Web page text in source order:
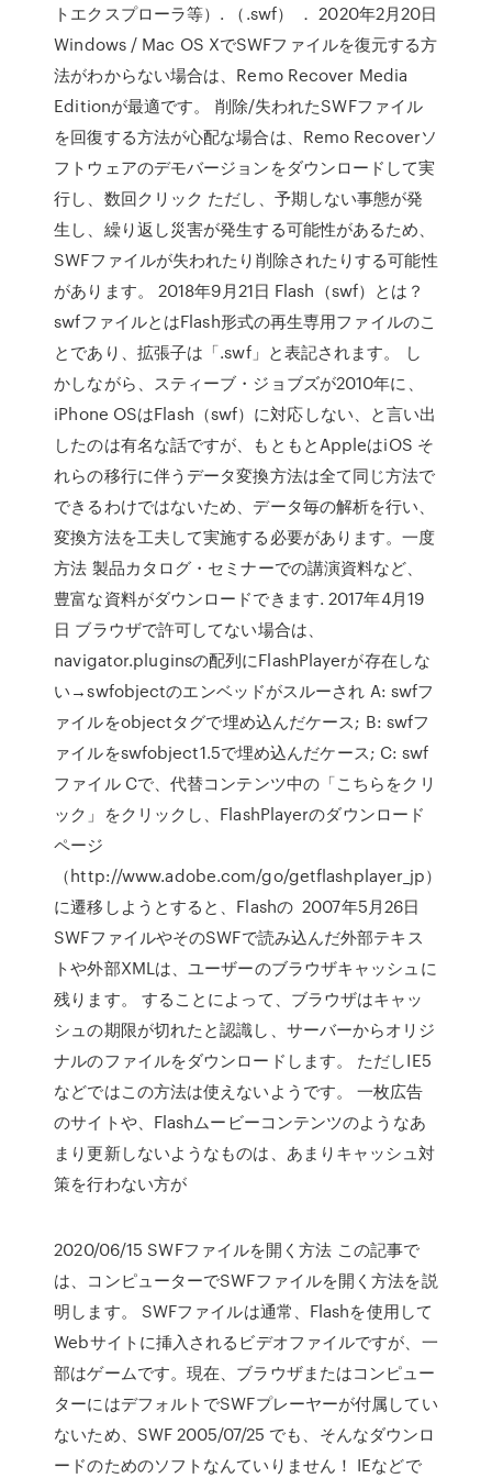
トエクスプローラ等）. （.swf） ． 2020年2月20日
Windows / Mac OS XでSWFファイルを復元する方
法がわからない場合は、Remo Recover Media
Editionが最適です。 削除/失われたSWFファイル
を回復する方法が心配な場合は、Remo Recoverソ
フトウェアのデモバージョンをダウンロードして実
行し、数回クリック ただし、予期しない事態が発
生し、繰り返し災害が発生する可能性があるため、
SWFファイルが失われたり削除されたりする可能性
があります。 2018年9月21日 Flash（swf）とは？
swfファイルとはFlash形式の再生専用ファイルのこ
とであり、拡張子は「.swf」と表記されます。 し
かしながら、スティーブ・ジョブズが2010年に、
iPhone OSはFlash（swf）に対応しない、と言い出
したのは有名な話ですが、もともとAppleはiOS そ
れらの移行に伴うデータ変換方法は全て同じ方法で
できるわけではないため、データ毎の解析を行い、
変換方法を工夫して実施する必要があります。一度
方法 製品カタログ・セミナーでの講演資料など、
豊富な資料がダウンロードできます. 2017年4月19
日 ブラウザで許可してない場合は、
navigator.pluginsの配列にFlashPlayerが存在しな
い→swfobjectのエンベッドがスルーされ A: swfフ
ァイルをobjectタグで埋め込んだケース; B: swfフ
ァイルをswfobject1.5で埋め込んだケース; C: swf
ファイル Cで、代替コンテンツ中の「こちらをクリ
ック」をクリックし、FlashPlayerのダウンロード
ページ
（http://www.adobe.com/go/getflashplayer_jp）
に遷移しようとすると、Flashの 2007年5月26日
SWFファイルやそのSWFで読み込んだ外部テキス
トや外部XMLは、ユーザーのブラウザキャッシュに
残ります。 することによって、ブラウザはキャッ
シュの期限が切れたと認識し、サーバーからオリジ
ナルのファイルをダウンロードします。 ただしIE5
などではこの方法は使えないようです。 一枚広告
のサイトや、Flashムービーコンテンツのようなあ
まり更新しないようなものは、あまりキャッシュ対
策を行わない方が
2020/06/15 SWFファイルを開く方法 この記事で
は、コンピューターでSWFファイルを開く方法を説
明します。 SWFファイルは通常、Flashを使用して
Webサイトに挿入されるビデオファイルですが、一
部はゲームです。現在、ブラウザまたはコンピュー
ターにはデフォルトでSWFプレーヤーが付属してい
ないため、SWF 2005/07/25 でも、そんなダウンロ
ードのためのソフトなんていりません！ IEなどで